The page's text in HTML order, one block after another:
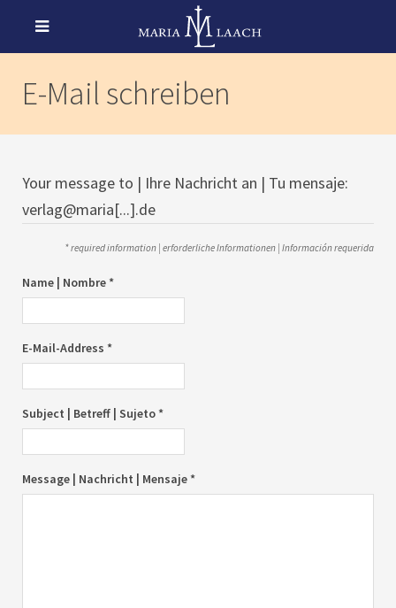
E-Mail schreiben
Your message to | Ihre Nachricht an | Tu mensaje:
verlag@maria[...].de
* required information | erforderliche Informationen | Información requerida
Name | Nombre *
E-Mail-Address *
Subject | Betreff | Sujeto *
Message | Nachricht | Mensaje *